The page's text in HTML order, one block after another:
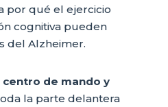
por qué el ejercicio
cognitiva pueden
del Alzheimer.
de mando y
la parte delantera